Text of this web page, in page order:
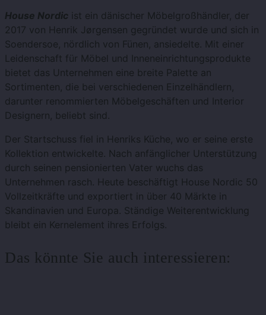
House Nordic ist ein dänischer Möbelgroßhändler, der
2017 von Henrik Jørgensen gegründet wurde und sich in
Soendersoe, nördlich von Fünen, ansiedelte. Mit einer
Leidenschaft für Möbel und Inneneinrichtungsprodukte
bietet das Unternehmen eine breite Palette an
Sortimenten, die bei verschiedenen Einzelhändlern,
darunter renommierten Möbelgeschäften und Interior
Designern, beliebt sind.
Der Startschuss fiel in Henriks Küche, wo er seine erste
Kollektion entwickelte. Nach anfänglicher Unterstützung
durch seinen pensionierten Vater wuchs das
Unternehmen rasch. Heute beschäftigt House Nordic 50
Vollzeitkräfte und exportiert in über 40 Märkte in
Skandinavien und Europa. Ständige Weiterentwicklung
bleibt ein Kernelement ihres Erfolgs.
Das könnte Sie auch interessieren: